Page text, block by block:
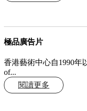
極品廣告片
香港藝術中心自1990年
of...
閱讀更多